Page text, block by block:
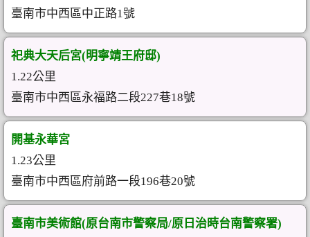
臺南市中西區中正路1號
祀典大天后宮(明寧靖王府邸)
1.22公里
臺南市中西區永福路二段227巷18號
開基永華宮
1.23公里
臺南市中西區府前路一段196巷20號
臺南市美術館(原台南市警察局/原日治時台南警察署)